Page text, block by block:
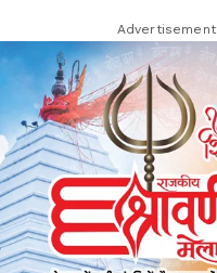
Advertisement